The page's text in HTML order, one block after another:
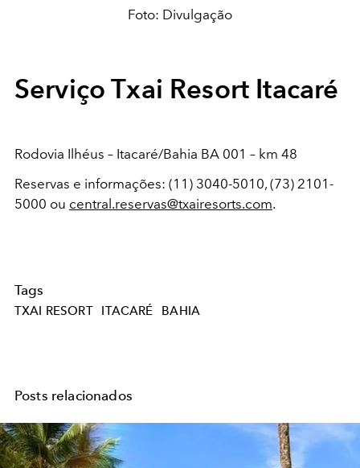
Foto: Divulgação
Serviço Txai Resort Itacaré
Rodovia Ilhéus – Itacaré/Bahia BA 001 – km 48
Reservas e informações: (11) 3040-5010, (73) 2101-
5000 ou central.reservas@txairesorts.com.
Tags
TXAI RESORT ITACARÉ BAHIA
Posts relacionados